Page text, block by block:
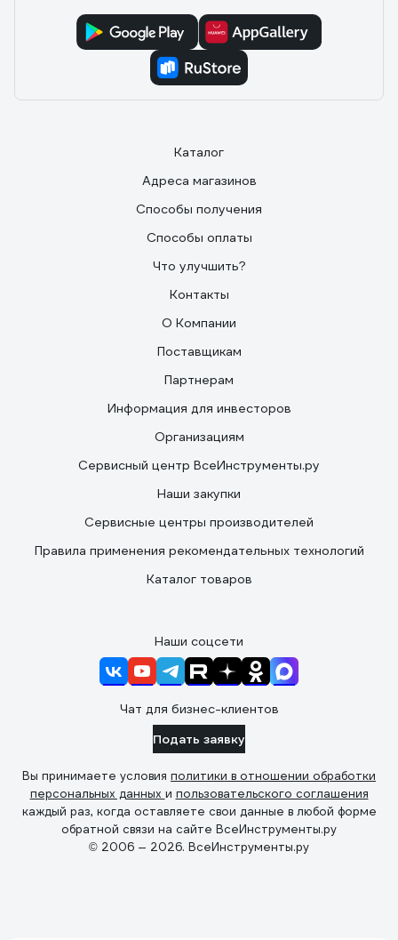
Каталог
Адреса магазинов
Способы получения
Способы оплаты
Что улучшить?
Контакты
О Компании
Поставщикам
Партнерам
Информация для инвесторов
Организациям
Сервисный центр ВсеИнструменты.ру
Наши закупки
Сервисные центры производителей
Правила применения рекомендательных технологий
Каталог товаров
Наши соцсети
Чат для бизнес-клиентов
Подать заявку
Вы принимаете условия политики в отношении обработки
персональных данных и пользовательского соглашения
каждый раз, когда оставляете свои данные в любой форме
обратной связи на сайте ВсеИнструменты.ру
© 2006 — 2026. ВсеИнструменты.ру